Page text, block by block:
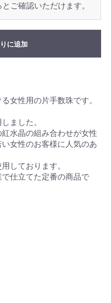
ご確認いただけます。
に追加
女性用の片手数珠です。
ました。
水晶の組み合わせが女性
女性のお客様に人気のあ
しております。
仕立てた定番の商品で